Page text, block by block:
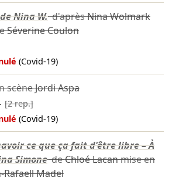
Nina W.d'aprèsNina Wolmark
Séverine Coulon
(Covid-19)
scèneJordi Aspa
[2 rep.]
(Covid-19)
ce que ça fait d'être libre – À
SimonedeChloé Lacanmise en
Rafaell Madel